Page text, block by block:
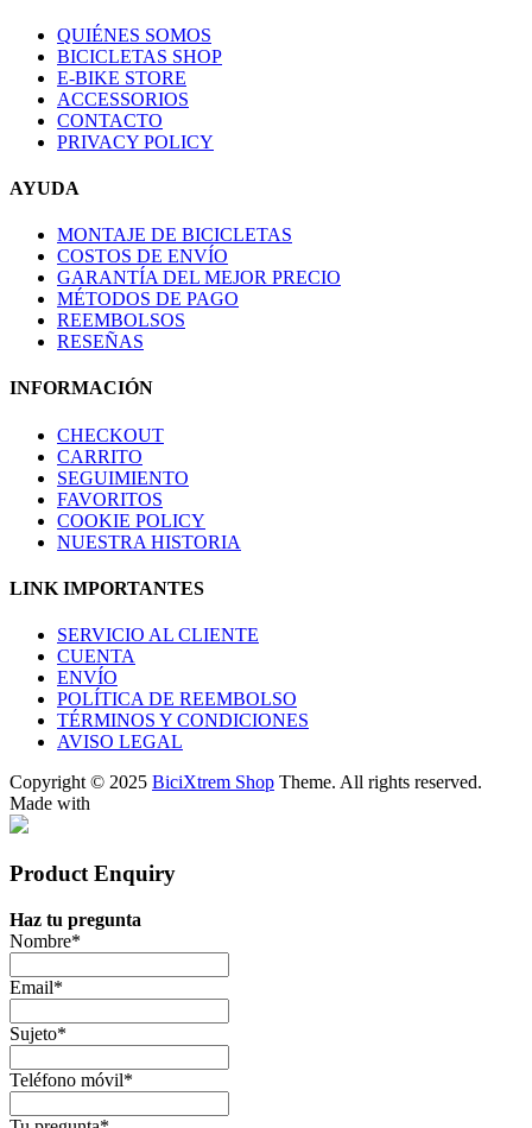
QUIÉNES SOMOS
BICICLETAS SHOP
E-BIKE STORE
ACCESSORIOS
CONTACTO
PRIVACY POLICY
AYUDA
MONTAJE DE BICICLETAS
COSTOS DE ENVÍO
GARANTÍA DEL MEJOR PRECIO
MÉTODOS DE PAGO
REEMBOLSOS
RESEÑAS
INFORMACIÓN
CHECKOUT
CARRITO
SEGUIMIENTO
FAVORITOS
COOKIE POLICY
NUESTRA HISTORIA
LINK IMPORTANTES
SERVICIO AL CLIENTE
CUENTA
ENVÍO
POLÍTICA DE REEMBOLSO
TÉRMINOS Y CONDICIONES
AVISO LEGAL
Copyright © 2025 BiciXtrem Shop Theme. All rights reserved.
Made with
Product Enquiry
Haz tu pregunta
Nombre*
Email*
Sujeto*
Teléfono móvil*